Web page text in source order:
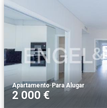
Apartamento· Para Alugar
2 000 €